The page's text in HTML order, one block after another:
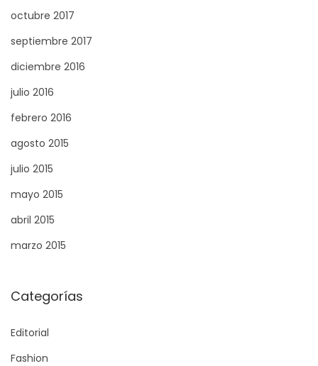
octubre 2017
septiembre 2017
diciembre 2016
julio 2016
febrero 2016
agosto 2015
julio 2015
mayo 2015
abril 2015
marzo 2015
Categorías
Editorial
Fashion